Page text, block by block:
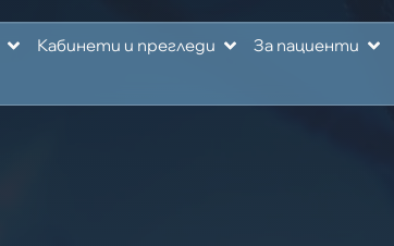
Кабинети и прегледи За пациенти